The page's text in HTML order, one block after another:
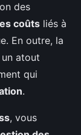
des
coûts liés à
En outre, la
atout
qui
.
, vous